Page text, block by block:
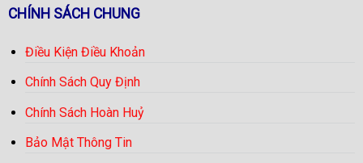
CHÍNH SÁCH CHUNG
Điều Kiện Điều Khoản
Chính Sách Quy Định
Chính Sách Hoàn Huỷ
Bảo Mật Thông Tin